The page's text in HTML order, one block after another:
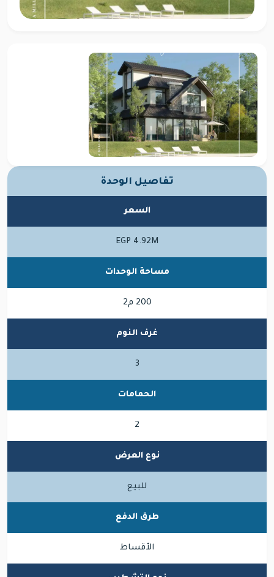
تفاصيل الوحدة
السعر
EGP 4.92M
مساحة الوحدات
200 م2
غرف النوم
3
الحمامات
2
نوع العرض
للبيع
طرق الدفع
الأقساط